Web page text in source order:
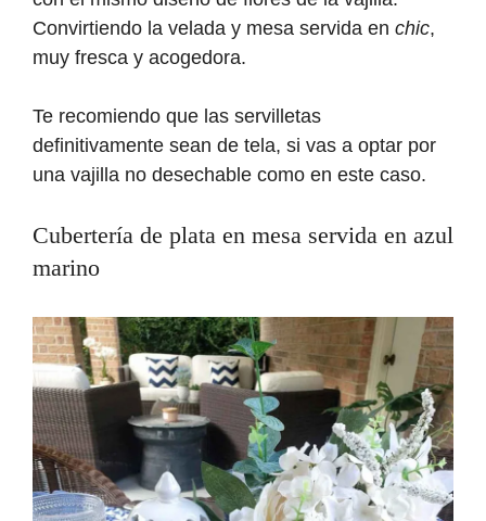
Convirtiendo la velada y mesa servida en chic,
muy fresca y acogedora.
Te recomiendo que las servilletas
definitivamente sean de tela, si vas a optar por
una vajilla no desechable como en este caso.
Cubertería de plata en mesa servida en azul
marino